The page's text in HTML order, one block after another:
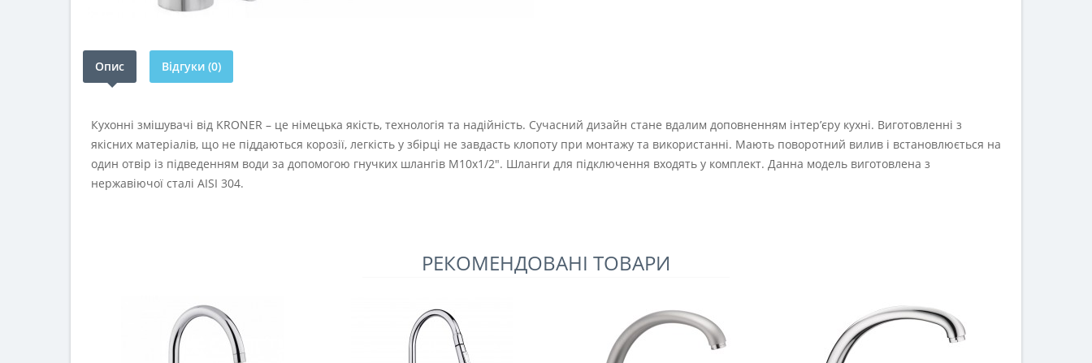
Опис Відгуки (0)
Кухонні змішувачі від KRONER – це німецька якість, технологія та надійність. Сучасний дизайн стане вдалим доповненням інтер’єру кухні. Виготовленні з
якісних матеріалів, що не піддаються корозії, легкість у збірці не завдасть клопоту при монтажу та використанні. Мають поворотний вилив і встановлюється на
один отвір із підведенням води за допомогою гнучких шлангів М10х1/2". Шланги для підключення входять у комплект. Данна модель виготовлена з
нержавіючої сталі AISI 304.
РЕКОМЕНДОВАНІ ТОВАРИ